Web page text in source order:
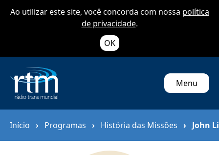
Ao utilizar este site, você concorda com nossa política
de privacidade.
OK
Menu
Início › Programas › História das Missões › John